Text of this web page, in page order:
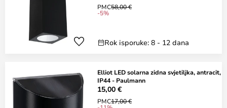
PMC58,00 €
-5%
Rok isporuke: 8 - 12 dana
Elliot LED solarna zidna svjetiljka, antracit,
IP44 - Paulmann
15,00 €
PMC17,00 €